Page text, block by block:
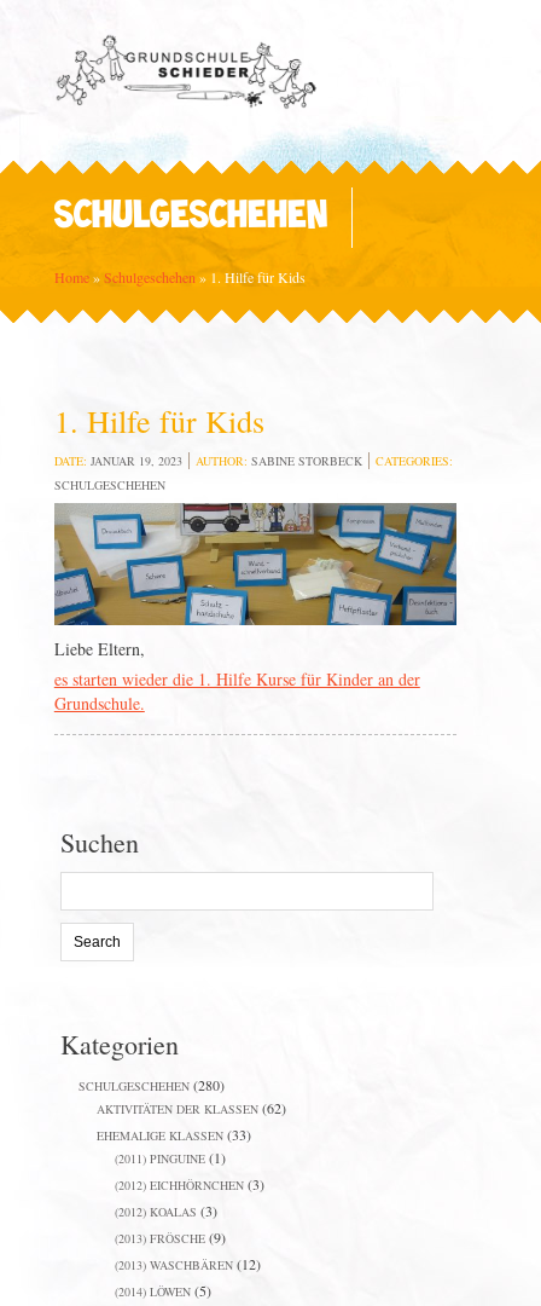
SCHULGESCHEHEN
Home » Schulgeschehen »1. Hilfe für Kids
1. Hilfe für Kids
DATE: JANUAR 19, 2023 AUTHOR: SABINE STORBECK
CATEGORIES:
SCHULGESCHEHEN
Liebe Eltern,
es starten wieder die 1. Hilfe Kurse für Kinder an der
Grundschule.
Suchen
Kategorien
SCHULGESCHEHEN(280)
AKTIVITÄTEN DER KLASSEN(62)
EHEMALIGE KLASSEN(33)
(2011) PINGUINE(1)
(2012) EICHHÖRNCHEN(3)
(2012) KOALAS (3)
(2013) FRÖSCHE(9)
(2013) WASCHBÄREN(12)
(2014) LÖWEN(5)